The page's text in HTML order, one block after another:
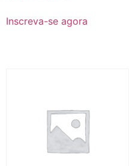
Inscreva-se agora